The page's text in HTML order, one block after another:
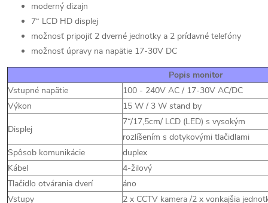
moderný dizajn
7“ LCD HD displej
možnosť pripojiť 2 dverné jednotky a 2 prídavné telefóny
možnosť úpravy na napätie 17-30V DC
Popis monitor
Vstupné napätie
100 - 240V AC / 17-30V AC/DC
Výkon
15 W / 3 W stand by
Displej
7“/17,5cm/ LCD (LED) s vysokým
rozlíšením s dotykovými tlačidlami
Spôsob komunikácie
duplex
Kábel
4-žilový
Tlačidlo otvárania dverí
áno
Vstupy
2 x CCTV kamera /2 x vonkajšia